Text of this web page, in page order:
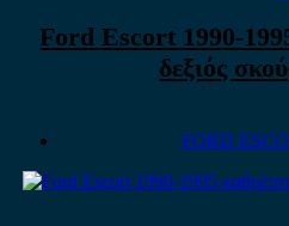
Ford Escort 1990-
δεξιός
FORD